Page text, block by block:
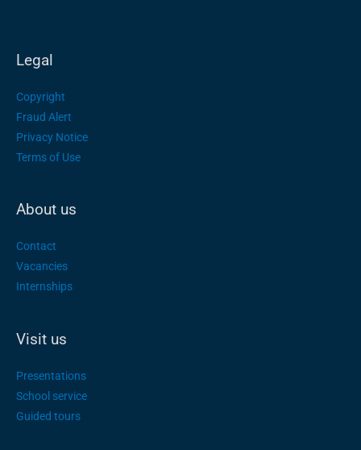
Legal
Copyright
Fraud Alert
Privacy Notice
Terms of Use
About us
Contact
Vacancies
Internships
Visit us
Presentations
School service
Guided tours